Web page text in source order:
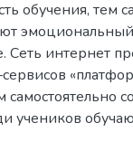
обучения, тем
интернет
самостоятельно
учеников